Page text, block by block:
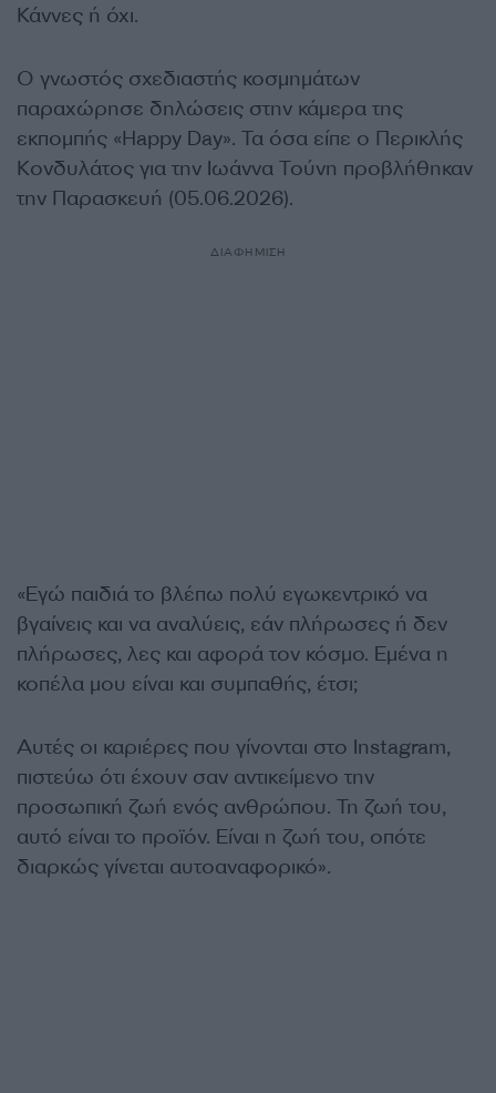
Κάννες ή όχι.
Ο γνωστός σχεδιαστής κοσμημάτων
παραχώρησε δηλώσεις στην κάμερα της
εκπομπής «Happy Day». Τα όσα είπε ο Περικλής
Κονδυλάτος για την Ιωάννα Τούνη προβλήθηκαν
την Παρασκευή (05.06.2026).
ΔΙΑΦΗΜΙΣΗ
«Εγώ παιδιά το βλέπω πολύ εγωκεντρικό να
βγαίνεις και να αναλύεις, εάν πλήρωσες ή δεν
πλήρωσες, λες και αφορά τον κόσμο. Εμένα η
κοπέλα μου είναι και συμπαθής, έτσι;
Αυτές οι καριέρες που γίνονται στο Instagram,
πιστεύω ότι έχουν σαν αντικείμενο την
προσωπική ζωή ενός ανθρώπου. Τη ζωή του,
αυτό είναι το προϊόν. Είναι η ζωή του, οπότε
διαρκώς γίνεται αυτοαναφορικό».